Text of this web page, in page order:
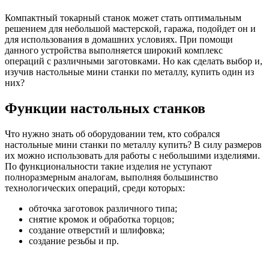
Компактный токарный станок может стать оптимальным
решением для небольшой мастерской, гаража, подойдет он и
для использования в домашних условиях. При помощи
данного устройства выполняется широкий комплекс
операций с различными заготовками. Но как сделать выбор и,
изучив настольные мини станки по металлу, купить один из
них?
Функции настольных станков
Что нужно знать об оборудовании тем, кто собрался
настольные мини станки по металлу купить? В силу размеров
их можно использовать для работы с небольшими изделиями.
По функциональности такие изделия не уступают
полноразмерным аналогам, выполняя большинство
технологических операций, среди которых:
обточка заготовок различного типа;
снятие кромок и обработка торцов;
создание отверстий и шлифовка;
создание резьбы и пр.